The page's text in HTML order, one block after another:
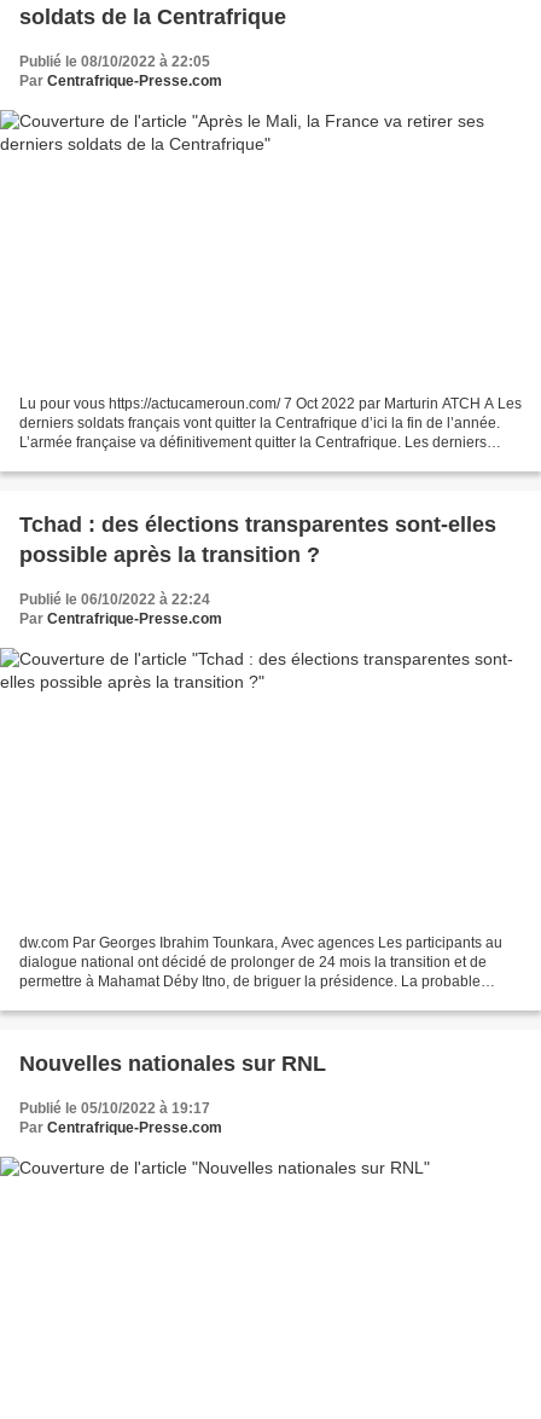
soldats de la Centrafrique
Publié le 08/10/2022 à 22:05
Par Centrafrique-Presse.com
Lu pour vous https://actucameroun.com/ 7 Oct 2022 par Marturin ATCH A Les
derniers soldats français vont quitter la Centrafrique d’ici la fin de l’année.
L’armée française va définitivement quitter la Centrafrique. Les derniers
Tchad : des élections transparentes sont-elles
possible après la transition ?
Publié le 06/10/2022 à 22:24
Par Centrafrique-Presse.com
dw.com Par Georges Ibrahim Tounkara, Avec agences Les participants au
dialogue national ont décidé de prolonger de 24 mois la transition et de
permettre à Mahamat Déby Itno, de briguer la présidence. La probable
Nouvelles nationales sur RNL
Publié le 05/10/2022 à 19:17
Par Centrafrique-Presse.com